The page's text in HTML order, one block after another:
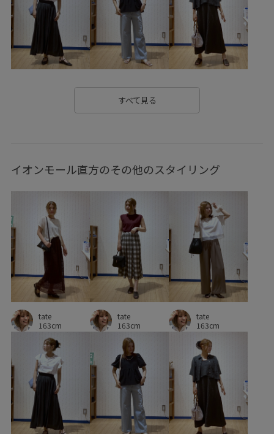
オケージョン オフィス オフィスカジュアル
オンにもオフにも カジュアル クーポン対象商品
サステナブル シャツ ジャケット スタイルアップ
タック タックデザイン
ナチュラル ニット バランスが取りやすい ビジネス
フェミニン フォーマル フォーマルシーン
フレアなシルエット フレアシルエット ベーシック
ポリウレタン ポリエステル リボンデザイン
ロングスカート ワイドパンツ ワンピース 上品
伸縮性 優しい印象 光沢感 卒園式入学式
卒業式入学式 定番 定番色 幅広 快適
快適なはき心地 抗菌防臭
期間限定pickup 期間限定価格0309 柔らかい素材
着回しやすい 着脱しやすい 穿き心地が良い 耐久性
自宅で洗える 華やか 落ち感 薄手 裏地付き
すべて見る
イオンモール直方のその他のスタイリング
tate
163cm
tate
163cm
tate
163cm